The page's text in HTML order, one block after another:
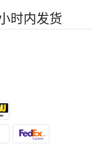
时内发货